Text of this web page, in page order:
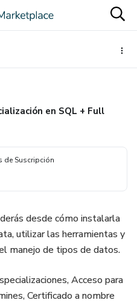
en SQL + Full
de Suscripción
desde cómo instalarla
utilizar las herramientas y
manejo de tipos de datos.
Acceso para
Certificado a nombre